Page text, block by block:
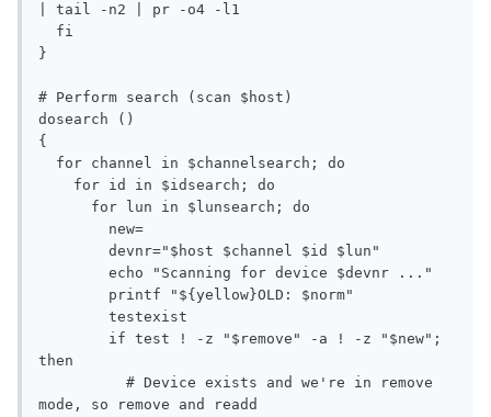
| tail -n2 | pr -o4 -l1
fi
}
# Perform search (scan $host)
dosearch ()
{
for channel in $channelsearch; do
for id in $idsearch; do
for lun in $lunsearch; do
new=
devnr="$host $channel $id $lun"
echo "Scanning for device $devnr ..."
printf "${yellow}OLD: $norm"
testexist
if test ! -z "$remove" -a ! -z "$new";
then
# Device exists and we're in remove
mode, so remove and readd